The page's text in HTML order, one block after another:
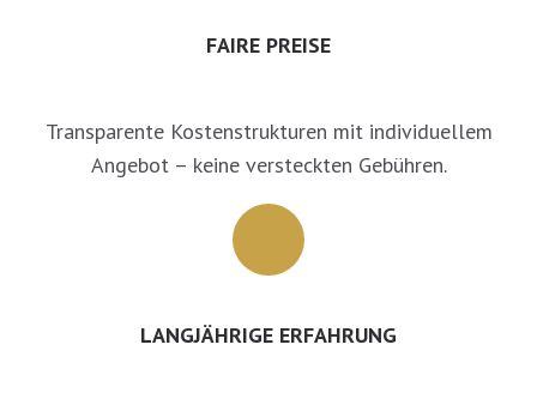
FAIRE PREISE
Transparente Kostenstrukturen mit individuellem
Angebot – keine versteckten Gebühren.
LANGJÄHRIGE ERFAHRUNG